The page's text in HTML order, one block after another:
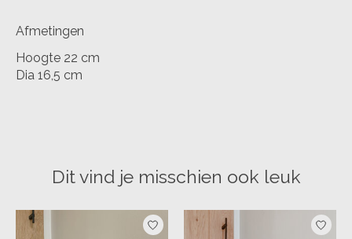
Afmetingen
Hoogte 22 cm
Dia 16,5 cm
Dit vind je misschien ook leuk
Items van productcarrousel